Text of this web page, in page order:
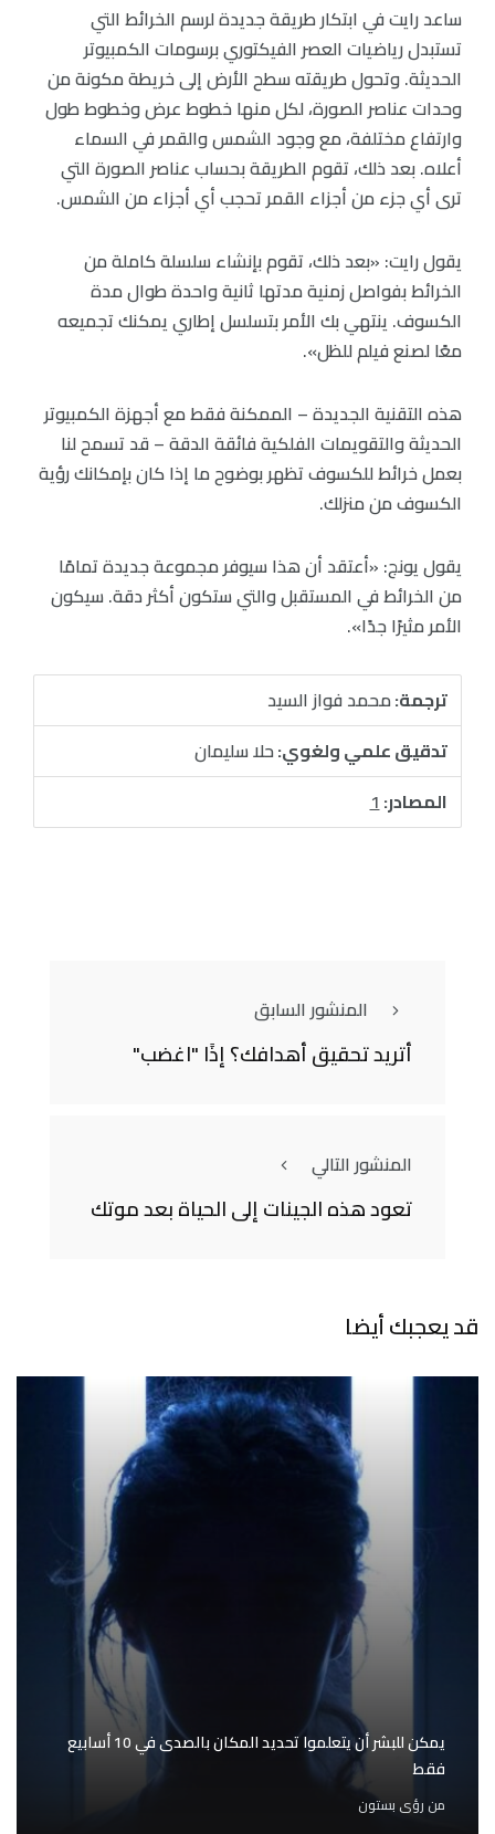
ساعد رايت في ابتكار طريقة جديدة لرسم الخرائط التي
تستبدل رياضيات العصر الفيكتوري برسومات الكمبيوتر
الحديثة. وتحول طريقته سطح الأرض إلى خريطة مكونة من
وحدات عناصر الصورة، لكل منها خطوط عرض وخطوط طول
وارتفاع مختلفة، مع وجود الشمس والقمر في السماء
أعلاه. بعد ذلك، تقوم الطريقة بحساب عناصر الصورة التي
ترى أي جزء من أجزاء القمر تحجب أي أجزاء من الشمس.
يقول رايت: «بعد ذلك، تقوم بإنشاء سلسلة كاملة من
الخرائط بفواصل زمنية مدتها ثانية واحدة طوال مدة
الكسوف. ينتهي بك الأمر بتسلسل إطاري يمكنك تجميعه
معًا لصنع فيلم للظل».
هذه التقنية الجديدة – الممكنة فقط مع أجهزة الكمبيوتر
الحديثة والتقويمات الفلكية فائقة الدقة – قد تسمح لنا
بعمل خرائط للكسوف تظهر بوضوح ما إذا كان بإمكانك رؤية
الكسوف من منزلك.
يقول يونج: «أعتقد أن هذا سيوفر مجموعة جديدة تمامًا
من الخرائط في المستقبل والتي ستكون أكثر دقة. سيكون
الأمر مثيرًا جدًا».
ترجمة:محمد فواز السيد
تدقيق علمي ولغوي:حلا سليمان
المصادر:1
المنشور السابق
أتريد تحقيق أهدافك؟ إذًا "اغضب"
المنشور التالي
تعود هذه الجينات إلى الحياة بعد موتك
قد يعجبك أيضا
يمكن للبشر أن يتعلموا تحديد المكان بالصدى في 10 أسابيع
فقط
من رؤى بستون